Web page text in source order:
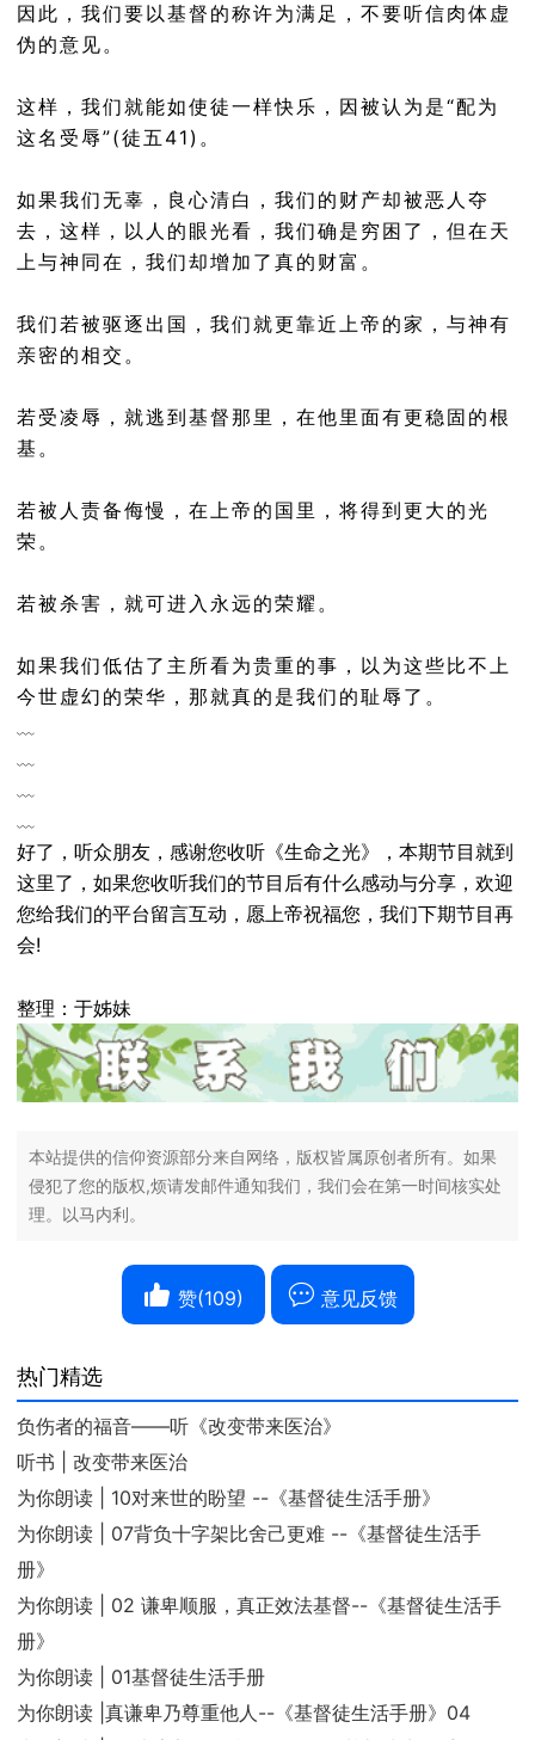
因此，我们要以基督的称许为满足，不要听信肉体虚
伪的意见。
这样，我们就能如使徒一样快乐，因被认为是“配为
这名受辱”(徒五41)。
如果我们无辜，良心清白，我们的财产却被恶人夺
去，这样，以人的眼光看，我们确是穷困了，但在天
上与神同在，我们却增加了真的财富。
我们若被驱逐出国，我们就更靠近上帝的家，与神有
亲密的相交。
若受凌辱，就逃到基督那里，在他里面有更稳固的根
基。
若被人责备侮慢，在上帝的国里，将得到更大的光
荣。
若被杀害，就可进入永远的荣耀。
如果我们低估了主所看为贵重的事，以为这些比不上
今世虚幻的荣华，那就真的是我们的耻辱了。
﹏
﹏
﹏
﹏
好了，听众朋友，感谢您收听《生命之光》，本期节目就到
这里了，如果您收听我们的节目后有什么感动与分享，欢迎
您给我们的平台留言互动，愿上帝祝福您，我们下期节目再
会!
整理：于姊妹
本站提供的信仰资源部分来自网络，版权皆属原创者所有。如果
侵犯了您的版权,烦请发邮件通知我们，我们会在第一时间核实处
理。以马内利。
赞(109) 意见反馈
热门精选
负伤者的福音——听《改变带来医治》
听书 | 改变带来医治
为你朗读 | 10对来世的盼望 --《基督徒生活手册》
为你朗读 | 07背负十字架比舍己更难 --《基督徒生活手
册》
为你朗读 | 02 谦卑顺服，真正效法基督--《基督徒生活手
册》
为你朗读 | 01基督徒生活手册
为你朗读 |真谦卑乃尊重他人--《基督徒生活手册》04